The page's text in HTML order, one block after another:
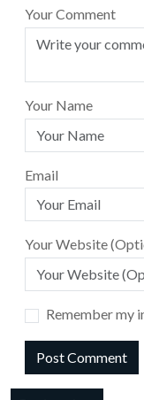
Your Comment
Your Name
Email
Your Website
Remember my